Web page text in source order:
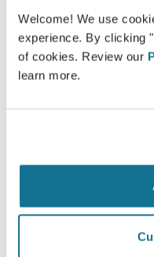
Welcome! We use
experience. By clicking
of cookies. Review our
learn more.
Crisalix está
privacidade
criptografados,
procedimentos